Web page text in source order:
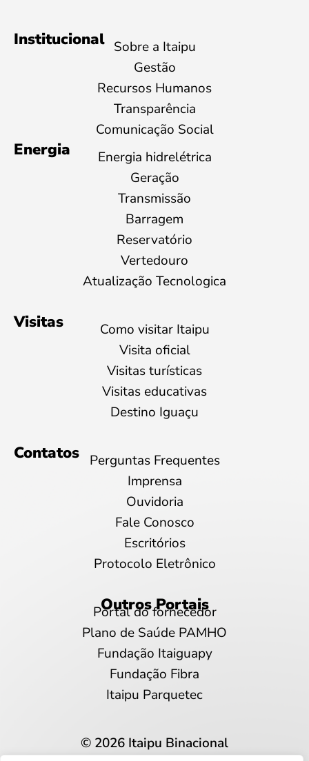
Institucional Sobre a Itaipu
Gestão
Recursos Humanos
Transparência
Comunicação Social
Energia
Energia hidrelétrica
Geração
Transmissão
Barragem
Reservatório
Vertedouro
Atualização Tecnologica
Visitas
Como visitar Itaipu
Visita oficial
Visitas turísticas
Visitas educativas
Destino Iguaçu
Contatos
Perguntas Frequentes
Imprensa
Ouvidoria
Fale Conosco
Escritórios
Protocolo Eletrônico
Outros Portais
Portal do fornecedor
Plano de Saúde PAMHO
Fundação Itaiguapy
Fundação Fibra
Itaipu Parquetec
© 2026 Itaipu Binacional